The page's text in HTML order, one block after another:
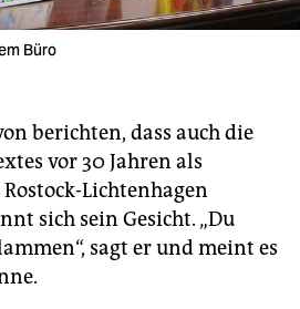
Büro
berichten, dass auch die
vor 30 Jahren als
Lichtenhagen
sich sein Gesicht. „Du
sagt er und meint es